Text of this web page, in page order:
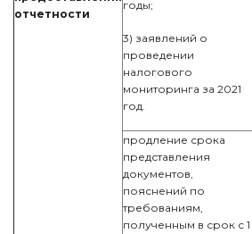
отчетности
годы;
3) заявлений о
проведении
налогового
мониторинга за 2021
год.
продление срока
представления
документов,
пояснений по
требованиям,
полученным в срок с 1